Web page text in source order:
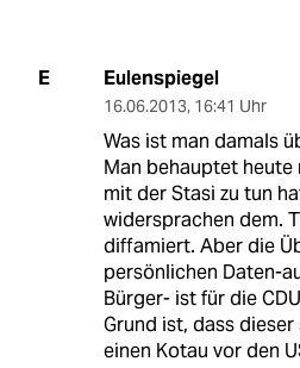
E Eulenspiegel
16.06.2013, 16:41 Uhr
Was ist man damals
Man behauptet heute
mit der Stasi zu tun
widersprachen dem.
diffamiert. Aber die
persönlichen Daten-
Bürger- ist für die
Grund ist, dass
einen Kotau vor den